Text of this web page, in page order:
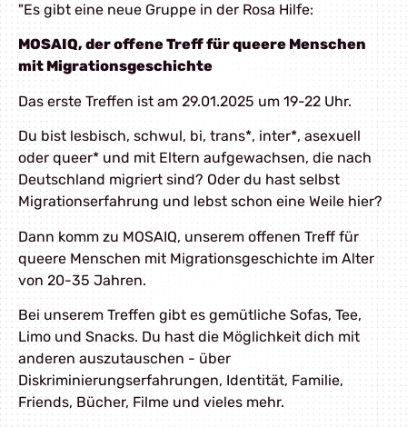
"Es gibt eine neue Gruppe in der Rosa Hilfe:
MOSAIQ, der offene Treff für queere Menschen
mit Migrationsgeschichte
Das erste Treffen ist am 29.01.2025 um 19-22 Uhr.
Du bist lesbisch, schwul, bi, trans*, inter*, asexuell
oder queer* und mit Eltern aufgewachsen, die nach
Deutschland migriert sind? Oder du hast selbst
Migrationserfahrung und lebst schon eine Weile hier?
Dann komm zu MOSAIQ, unserem offenen Treff für
queere Menschen mit Migrationsgeschichte im Alter
von 20-35 Jahren.
Bei unserem Treffen gibt es gemütliche Sofas, Tee,
Limo und Snacks. Du hast die Möglichkeit dich mit
anderen auszutauschen - über
Diskriminierungserfahrungen, Identität, Familie,
Friends, Bücher, Filme und vieles mehr.